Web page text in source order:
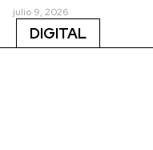
julio 9, 2026
DIGITAL